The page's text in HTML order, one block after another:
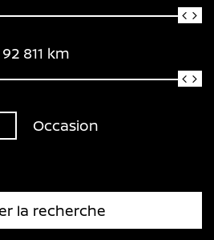
92 811 km
Occasion
la recherche